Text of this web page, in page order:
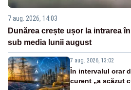
7 aug. 2026, 14:03
Dunărea crește ușor la intrarea
sub media lunii august
7 aug. 2026, 13:02
În intervalul orar
curent „a scăzut